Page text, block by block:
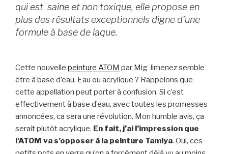
qui est saine et non toxique, elle propose en
plus des résultats exceptionnels digne d’une
formule à base de laque.
Cette nouvelle peinture ATOM par Mig Jimenez semble
être à base d’eau. Eau ou acrylique ? Rappelons que
cette appellation peut porter à confusion. Si c’est
effectivement à base d’eau, avec toutes les promesses
annoncées, ca sera une révolution. Mon humble avis, ça
serait plutôt acrylique. En fait, j’ai l’impression que
l’ATOM va s’opposer à la peinture Tamiya. Oui, ces